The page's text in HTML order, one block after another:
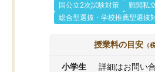
国公立2次試験対策
難関私
総合型選抜・学校推薦型選抜
授業料の目安 （
小学生 詳細はお問い